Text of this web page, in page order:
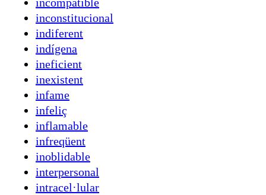
inconstitucional
indiferent
indígena
ineficient
inexistent
infame
infeliç
inflamable
infreqüent
inoblidable
interpersonal
intracel·lular